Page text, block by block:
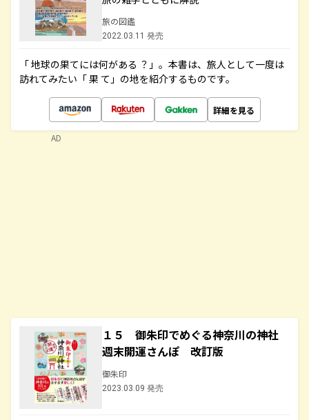
旅の図鑑
2022.03.11 発売
「 地球の果てには何がある ？」。本書は、旅人として一度は
訪れてみたい「 果 て」の地を紹介するものです。
詳細を見る
１５ 御朱印でめぐる神奈川の神社
週末開運さんぽ 改訂版
御朱印
2023.03.09 発売
AD